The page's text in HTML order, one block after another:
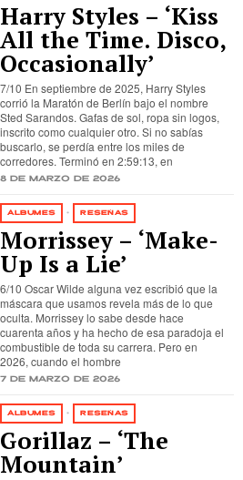
Harry Styles – ‘Kiss
All the Time. Disco,
Occasionally’
7/10 En septiembre de 2025, Harry Styles
corrió la Maratón de Berlín bajo el nombre
Sted Sarandos. Gafas de sol, ropa sin logos,
inscrito como cualquier otro. Si no sabías
buscarlo, se perdía entre los miles de
corredores. Terminó en 2:59:13, en
8 de marzo de 2026
ÁLBUMES · RESEÑAS
Morrissey – ‘Make-
Up Is a Lie’
6/10 Oscar Wilde alguna vez escribió que la
máscara que usamos revela más de lo que
oculta. Morrissey lo sabe desde hace
cuarenta años y ha hecho de esa paradoja el
combustible de toda su carrera. Pero en
2026, cuando el hombre
7 de marzo de 2026
ÁLBUMES · RESEÑAS
Gorillaz – ‘The
Mountain’